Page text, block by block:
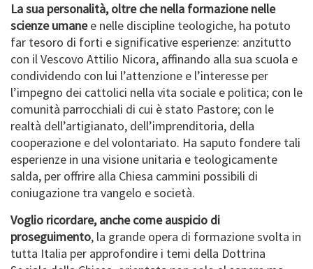
La sua personalità, oltre che nella formazione nelle
scienze umanee nelle discipline teologiche, ha potuto
far tesoro di forti e significative esperienze: anzitutto
con il Vescovo Attilio Nicora, affinando alla sua scuola e
condividendo con lui l’attenzione e l’interesse per
l’impegno dei cattolici nella vita sociale e politica; con le
comunità parrocchiali di cui è stato Pastore; con le
realtà dell’artigianato, dell’imprenditoria, della
cooperazione e del volontariato. Ha saputo fondere tali
esperienze in una visione unitaria e teologicamente
salda, per offrire alla Chiesa cammini possibili di
coniugazione tra vangelo e società.
Voglio ricordare, anche come auspicio di
proseguimento, la grande opera di formazione svolta in
tutta Italia per approfondire i temi della Dottrina